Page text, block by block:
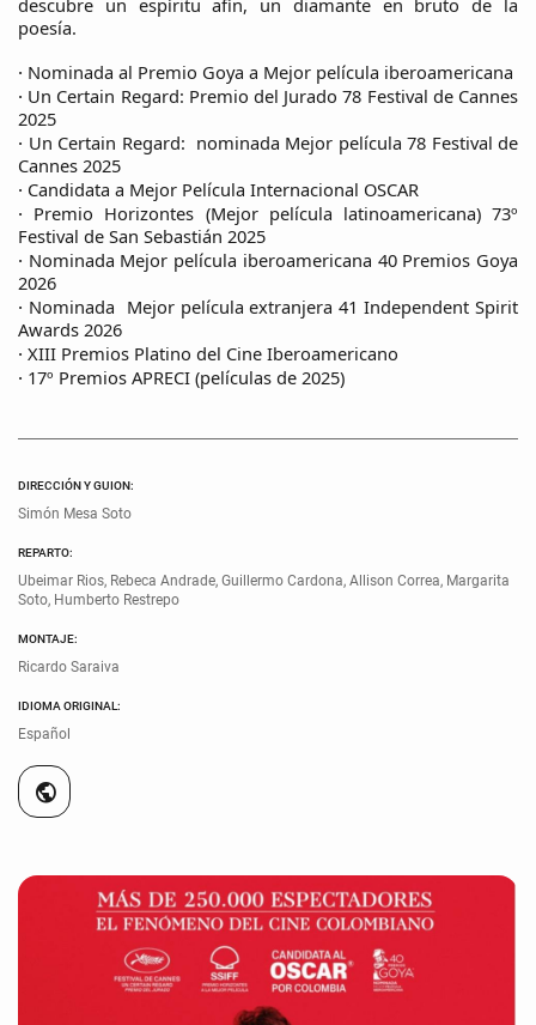
descubre un espíritu afín, un diamante en bruto de la
poesía.
· Nominada al Premio Goya a Mejor película iberoamericana
· Un Certain Regard: Premio del Jurado 78 Festival de Cannes
2025
· Un Certain Regard: nominada Mejor película 78 Festival de
Cannes 2025
· Candidata a Mejor Película Internacional OSCAR
· Premio Horizontes (Mejor película latinoamericana) 73º
Festival de San Sebastián 2025
· Nominada Mejor película iberoamericana 40 Premios Goya
2026
· Nominada Mejor película extranjera 41 Independent Spirit
Awards 2026
· XIII Premios Platino del Cine Iberoamericano
· 17º Premios APRECI (películas de 2025)
DIRECCIÓN Y GUION:
Simón Mesa Soto
REPARTO:
Ubeimar Rios, Rebeca Andrade, Guillermo Cardona, Allison Correa, Margarita
Soto, Humberto Restrepo
MONTAJE:
Ricardo Saraiva
IDIOMA ORIGINAL:
Español
public